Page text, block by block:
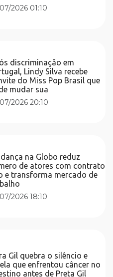
2026 01:10
discriminação em
Lindy Silva recebe
do Miss Pop Brasil que
mudar sua
2026 20:10
na Globo reduz
de atores com contrato
e transforma mercado de
2026 18:10
Gil quebra o silêncio e
que enfrentou câncer no
antes de Preta Gil